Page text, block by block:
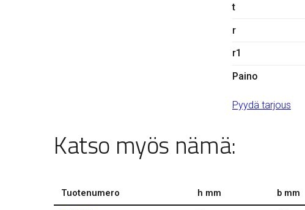
t
r
r1
Paino
Pyydä tarjous
Katso myös nämä:
Tuotenumero h mm b mm